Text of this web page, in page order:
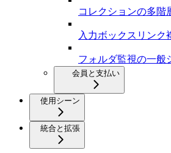
コレクションの多階
入力ボックスリンク
フォルダ監視の一般
会員と支払い
使用シーン
統合と拡張